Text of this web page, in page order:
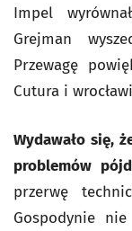
Impel
Grejman
Przewagę
Cutura i
Wydawało się,
problemów
przerwę
Gospodynie